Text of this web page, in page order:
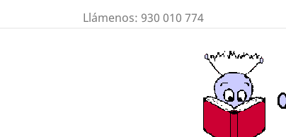
Llámenos: 930 010 774